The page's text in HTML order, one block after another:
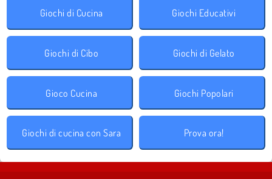
Giochi di Cucina Giochi Educativi
Giochi di Cibo Giochi di Gelato
Gioco Cucina Giochi Popolari
Giochi di cucina con Sara Prova ora!